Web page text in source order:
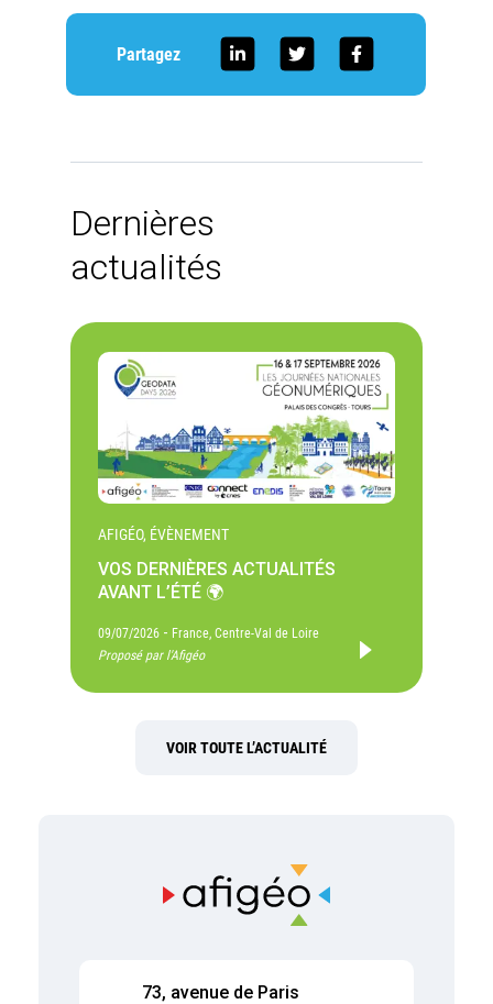
Partagez
Dernières
actualités
AFIGÉO, ÉVÈNEMENT
VOS DERNIÈRES ACTUALITÉS
AVANT L’ÉTÉ 🌍
09/07/2026 - France, Centre-Val de Loire
Proposé par l'Afigéo
VOIR TOUTE L’ACTUALITÉ
73, avenue de Paris